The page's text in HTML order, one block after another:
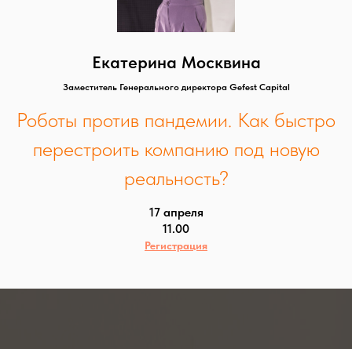
Екатерина Москвина
Заместитель Генерального директора Gefest Capital
Роботы против пандемии. Как быстро
перестроить компанию под новую
реальность?
17 апреля
11.00
Регистрация